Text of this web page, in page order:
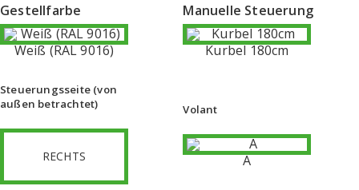
Gestellfarbe
Weiß (RAL 9016)
Manuelle Steuerung
Kurbel 180cm
Steuerungsseite (von
außen betrachtet)
RECHTS
Volant
A